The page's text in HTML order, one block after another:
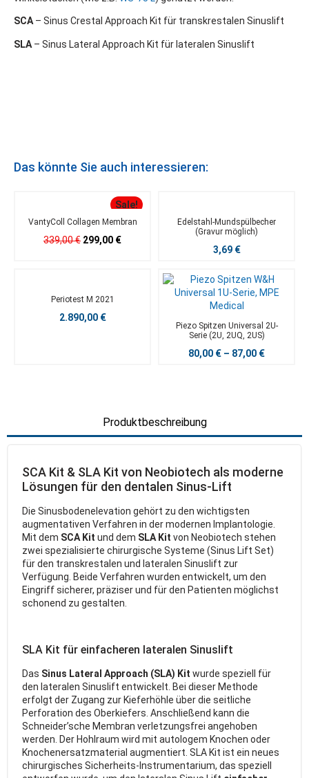
SCA– Sinus Crestal Approach Kit für transkrestalen Sinuslift
SLA – Sinus Lateral Approach Kit für lateralen Sinuslift
Das könnte Sie auch interessieren:
Sale!
VantyColl Collagen Membran
339,00€ 299,00 €
Edelstahl-Mundspülbecher
(Gravur möglich)
3,69 €
Periotest M 2021
2.890,00 €
Piezo Spitzen Universal 2U-
Serie (2U, 2UQ, 2US)
80,00 € – 87,00 €
Produktbeschreibung
SCA Kit & SLA Kit von Neobiotech als moderne
Lösungen für den dentalen Sinus-Lift
Die Sinusbodenelevation gehört zu den wichtigsten
augmentativen Verfahren in der modernen Implantologie.
Mit dem SCA Kit und dem SLA Kit von Neobiotech stehen
zwei spezialisierte chirurgische Systeme (Sinus Lift Set)
für den transkrestalen und lateralen Sinuslift zur
Verfügung. Beide Verfahren wurden entwickelt, um den
Eingriff sicherer, präziser und für den Patienten möglichst
schonend zu gestalten.
SLA Kit für einfacheren lateralen Sinuslift
Das Sinus Lateral Approach (SLA) Kit wurde speziell für
den lateralen Sinuslift entwickelt. Bei dieser Methode
erfolgt der Zugang zur Kieferhöhle über die seitliche
Perforation des Oberkiefers. Anschließend kann die
Schneider’sche Membran verletzungsfrei angehoben
werden. Der Hohlraum wird mit autologem Knochen oder
Knochenersatzmaterial augmentiert. SLA Kit ist ein neues
chirurgisches Sicherheits-Instrumentarium, das speziell